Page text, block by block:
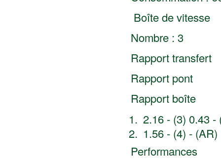
Boîte de vitesse
Nombre : 3
Rapport transfert
Rapport pont
Rapport boîte
2.16 - (3) 0.43 -
1.56 - (4) - (AR)
Performances